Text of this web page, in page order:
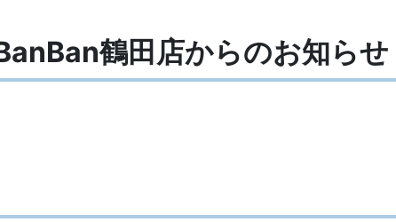
鶴田店からのお知らせ